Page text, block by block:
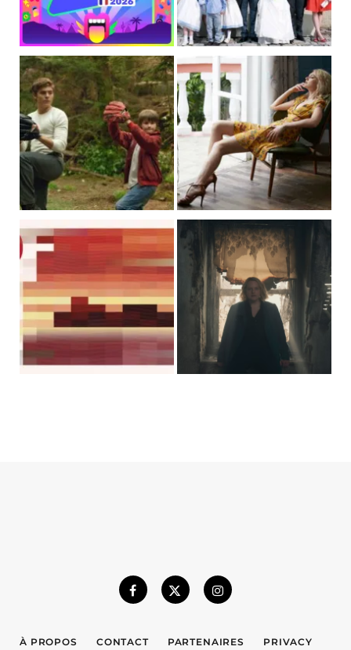
À PROPOS CONTACT PARTENAIRES PRIVACY